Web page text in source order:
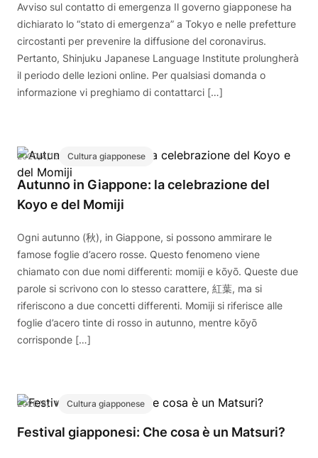
Avviso sul contatto di emergenza Il governo giapponese ha
dichiarato lo “stato di emergenza” a Tokyo e nelle prefetture
circostanti per prevenire la diffusione del coronavirus.
Pertanto, Shinjuku Japanese Language Institute prolungherà
il periodo delle lezioni online. Per qualsiasi domanda o
informazione vi preghiamo di contattarci […]
2020/4/15 Cultura giapponese
Autunno in Giappone: la celebrazione del
Koyo e del Momiji
Ogni autunno (秋), in Giappone, si possono ammirare le
famose foglie d’acero rosse. Questo fenomeno viene
chiamato con due nomi differenti: momiji e kōyō. Queste due
parole si scrivono con lo stesso carattere, 紅葉, ma si
riferiscono a due concetti differenti. Momiji si riferisce alle
foglie d’acero tinte di rosso in autunno, mentre kōyō
corrisponde […]
2020/4/11 Cultura giapponese
Festival giapponesi: Che cosa è un Matsuri?